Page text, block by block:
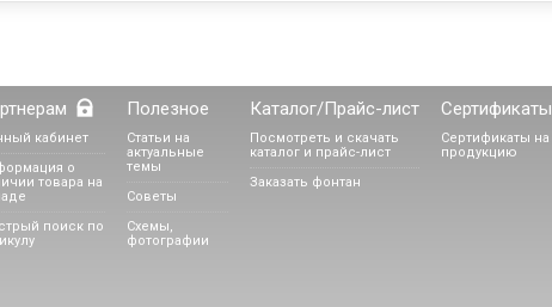
кабинет
о
товара на
поиск по
Полезное
Статьи на
актуальные
темы
Советы
Схемы,
фотографии
Каталог/Прайс-лист
Посмотреть и скачать
каталог и прайс-лист
Заказать фонтан
Сертификаты
Сертификаты на
продукцию